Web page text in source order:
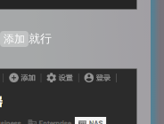
添加 就行